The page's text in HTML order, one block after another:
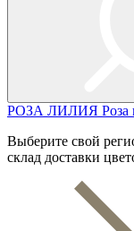
РОЗА ЛИЛИЯ Роза
Выберите свой
склад доставки